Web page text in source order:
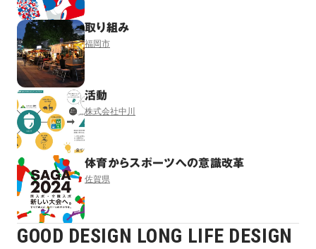
取り組み
福岡市
活動
株式会社中川
体育からスポーツへの意識改革
佐賀県
GOOD DESIGN LONG LIFE DESIGN